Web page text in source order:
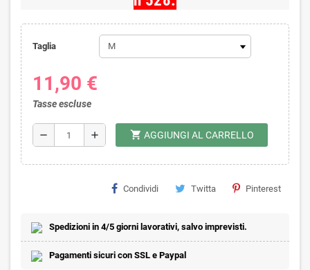
Taglia
11,90 €
Tasse escluse
remove add shopping_cart AGGIUNGI AL CARRELLO
Condividi Twitta Pinterest
Spedizioni in 4/5 giorni lavorativi, salvo imprevisti.
Pagamenti sicuri con SSL e Paypal